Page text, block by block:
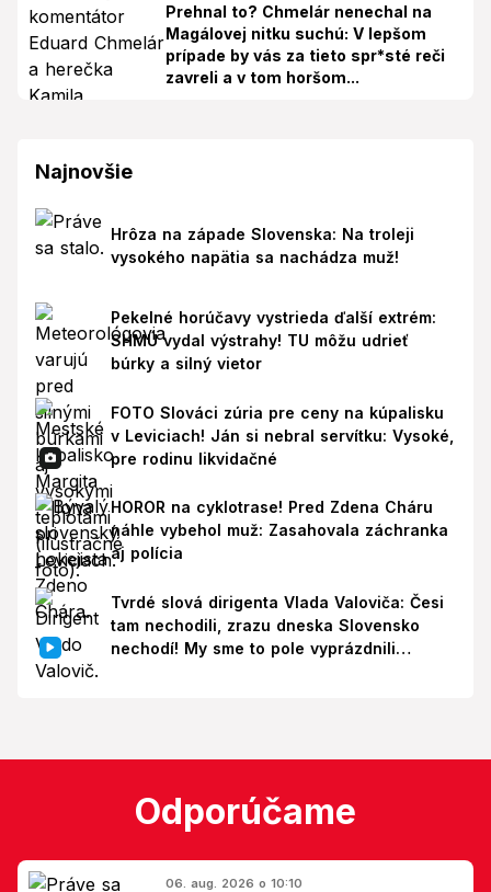
Prehnal to? Chmelár nenechal na
Magálovej nitku suchú: V lepšom
prípade by vás za tieto spr*sté reči
zavreli a v tom horšom...
Najnovšie
Hrôza na západe Slovenska: Na troleji
vysokého napätia sa nachádza muž!
Pekelné horúčavy vystrieda ďalší extrém:
SHMÚ vydal výstrahy! TU môžu udrieť
búrky a silný vietor
FOTO Slováci zúria pre ceny na kúpalisku
v Leviciach! Ján si nebral servítku: Vysoké,
pre rodinu likvidačné
HOROR na cyklotrase! Pred Zdena Cháru
náhle vybehol muž: Zasahovala záchranka
aj polícia
Tvrdé slová dirigenta Vlada Valoviča: Česi
tam nechodili, zrazu dneska Slovensko
nechodí! My sme to pole vyprázdnili
Odporúčame
06. aug. 2026 o 10:10